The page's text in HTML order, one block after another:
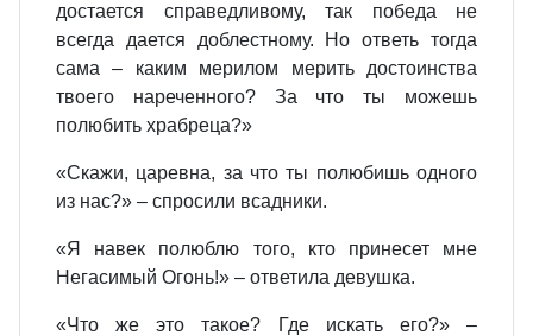
достается справедливому, так победа не
всегда дается доблестному. Но ответь тогда
сама – каким мерилом мерить достоинства
твоего нареченного? За что ты можешь
полюбить храбреца?»
«Скажи, царевна, за что ты полюбишь одного
из нас?» – спросили всадники.
«Я навек полюблю того, кто принесет мне
Негасимый Огонь!» – ответила девушка.
«Что же это такое? Где искать его?» –